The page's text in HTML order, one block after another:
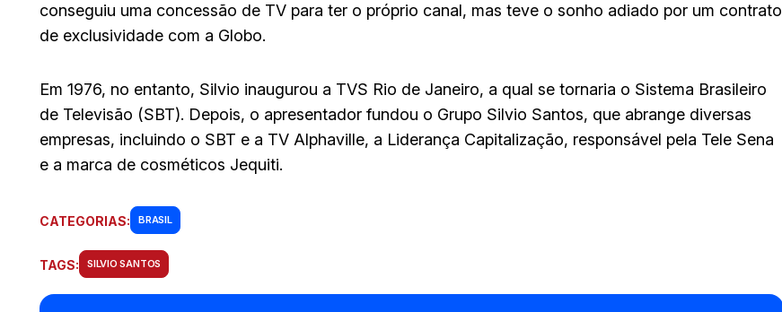
conseguiu uma concessão de TV para ter o próprio canal, mas teve o sonho adiado por um contrato
de exclusividade com a Globo.
Em 1976, no entanto, Silvio inaugurou a TVS Rio de Janeiro, a qual se tornaria o Sistema Brasileiro
de Televisão (SBT). Depois, o apresentador fundou o Grupo Silvio Santos, que abrange diversas
empresas, incluindo o SBT e a TV Alphaville, a Liderança Capitalização, responsável pela Tele Sena
e a marca de cosméticos Jequiti.
CATEGORIAS: BRASIL
TAGS: SILVIO SANTOS